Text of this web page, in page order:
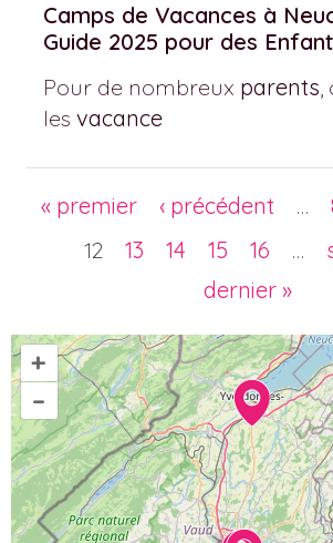
Camps de Vacances à
Guide 2025 pour des
Pour de nombreux parents,
les vacance
« premier ‹ précédent …
12
13 14 15 16 …
dernier »
+
–